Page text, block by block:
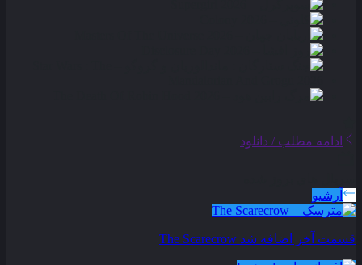
ادامه مطلب / دانلود
آرشیو
قسمت آخر اضافه شد The Scarecrow